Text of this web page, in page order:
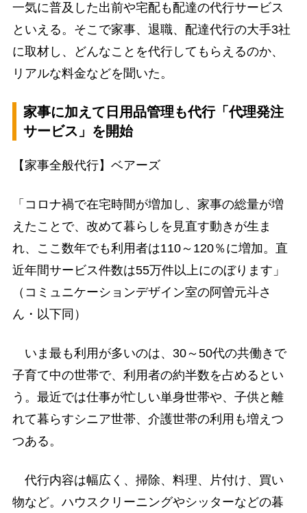
一気に普及した出前や宅配も配達の代行サービス
といえる。そこで家事、退職、配達代行の大手3社
に取材し、どんなことを代行してもらえるのか、
リアルな料金などを聞いた。
家事に加えて日用品管理も代行「代理発注
サービス」を開始
【家事全般代行】ベアーズ
「コロナ禍で在宅時間が増加し、家事の総量が増
えたことで、改めて暮らしを見直す動きが生ま
れ、ここ数年でも利用者は110～120％に増加。直
近年間サービス件数は55万件以上にのぼります」
（コミュニケーションデザイン室の阿曽元斗さ
ん・以下同）
いま最も利用が多いのは、30～50代の共働きで
子育て中の世帯で、利用者の約半数を占めるとい
う。最近では仕事が忙しい単身世帯や、子供と離
れて暮らすシニア世帯、介護世帯の利用も増えつ
つある。
代行内容は幅広く、掃除、料理、片付け、買い
物など。ハウスクリーニングやシッターなどの暮